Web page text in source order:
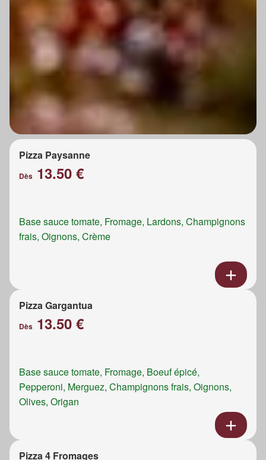
Pizza Paysanne
Dès 13.50 €
Base sauce tomate, Fromage, Lardons, Champignons
frais, Oignons, Crème
Pizza Gargantua
Dès 13.50 €
Base sauce tomate, Fromage, Boeuf épicé,
Pepperoni, Merguez, Champignons frais, Oignons,
Olives, Origan
Pizza 4 Fromages